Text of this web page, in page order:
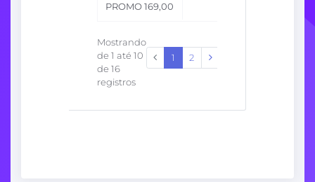
PROMO 169,00
Mostrando
de 1 até 10
de 16
registros
1 2